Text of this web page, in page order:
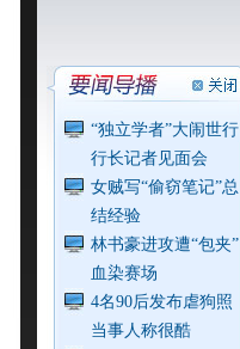
“独立学者”大闹世行
行长记者见面会
女贼写“偷窃笔记”总
结经验
林书豪进攻遭“包夹”
血染赛场
4名90后发布虐狗照
当事人称很酷